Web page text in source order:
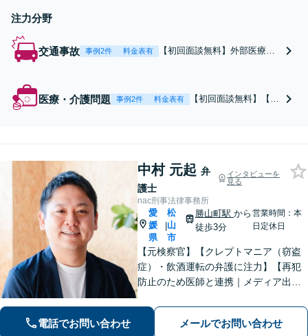
注力分野
交通事故 事例2件 料金表有
【初回面談無料】外部医療機
き出し、後遺障害認定をサポ
ート。獲得した医学的証拠や
割合の算定等に基づく真に適
正な賠償獲得を目指します。
医療・介護問題 事例2件 料金表有
【初回面談無料】【介
事実関係の整理から施
設との交渉まで一貫し
てサポートします【W
EB・メール相談可】
中村 元起 弁
護士
インタビューを
見る
nac刑事法律事務所
愛
媛
県
|
松
山
市
勝山町駅 から
徒歩3分
営業時間：本
日定休日
【元検察官】【クレプトマニア（窃盗
症）・飲酒運転の弁護に注力】【再犯
防止のため医師と連携｜メディア出
対応が大きく異なり、早期の判断が結
果を左右します。検察官時代に培った
電話でお問い合わせ メールでお問い合わせ